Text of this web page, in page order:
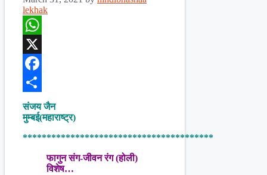
lekhak
WhatsApp
X
Facebook
Share
संजय जैन
मुम्बई(महाराष्ट्र)
****************************************
फागुन संग-जीवन रंग (होली)
विशेष…